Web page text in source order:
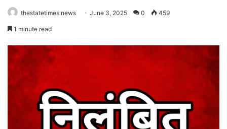
thestatetimes news June 3, 2025 0 459
1 minute read